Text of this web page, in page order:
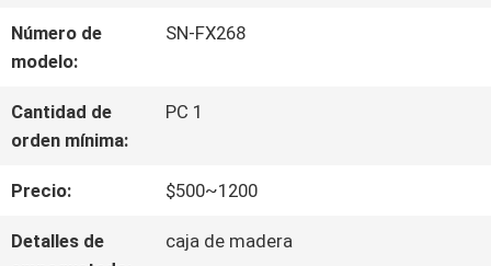
LA
FÁBRICA
CONTROL
DE
CALIDAD
Número de
modelo:
SN-FX268
Cantidad de
orden mínima:
PC 1
Precio: $500~1200
Detalles de
caja de madera